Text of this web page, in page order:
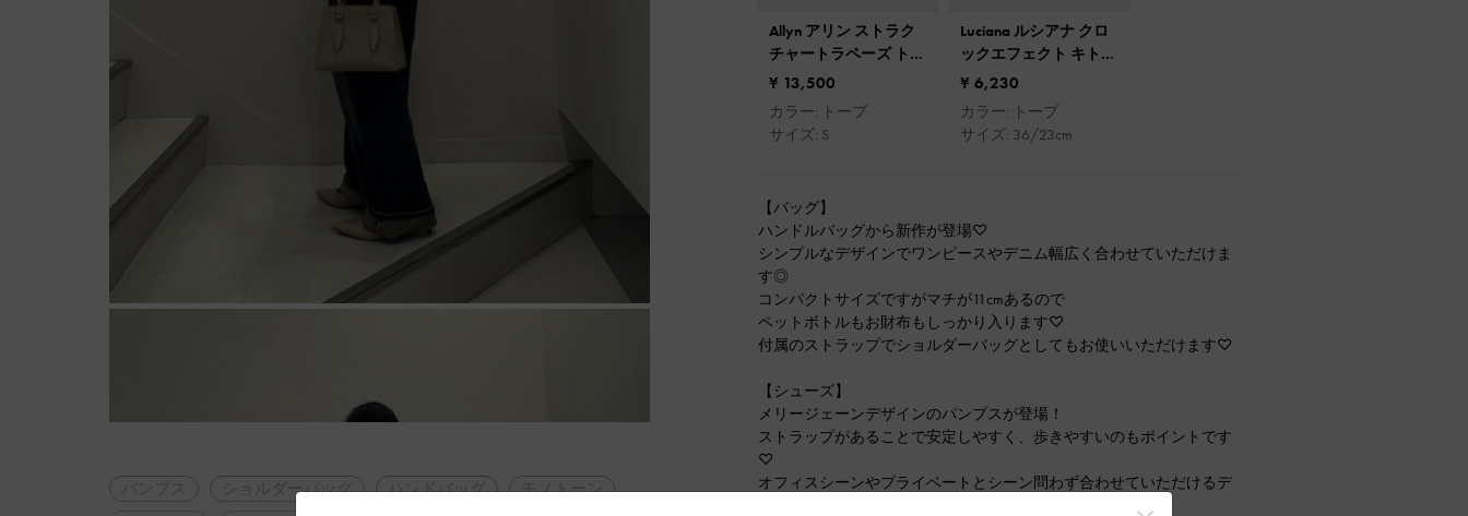
パンプス ショルダーバッグ ハンドバッグ
モノトーン
Allyn アリン ストラク
チャートラペーズ トー
トバッグ
¥ 13,500
カラー: トープ
サイズ: S
Luciana ルシアナ クロ
ックエフェクト キトゥ
ンヒール メリージェー
¥ 6,230
カラー: トープ
サイズ: 36/23cm
【バッグ】
ハンドルバッグから新作が登場♡
シンプルなデザインでワンピースやデニム幅広く合わせていただけま
す◎
コンパクトサイズですがマチが11cmあるので
ペットボトルもお財布もしっかり入ります♡
付属のストラップでショルダーバッグとしてもお使いいただけます♡
【シューズ】
メリージェーンデザインのパンプスが登場！
ストラップがあることで安定しやすく、歩きやすいのもポイントです
♡
オフィスシーンやプライベートとシーン問わず合わせていただけるデ